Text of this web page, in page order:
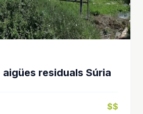
residuals Súria
$$